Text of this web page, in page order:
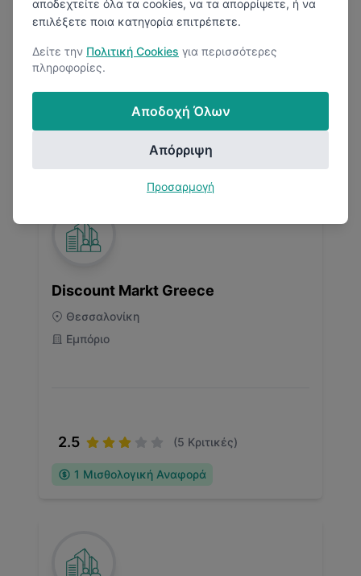
Εμπόριο
Discount Markt Greece
Θεσσαλονίκη
Εμπόριο
2.5 (5 Κριτικές)
1 Μισθολογική Αναφορά
αποδεχτείτε όλα τα cookies, να τα απορρίψετε, ή να
επιλέξετε ποια κατηγορία επιτρέπετε.
Δείτε την Πολιτική Cookies για περισσότερες
πληροφορίες.
Αποδοχή Όλων
Απόρριψη
Προσαρμογή